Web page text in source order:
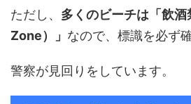
ただし、 多くのビーチは「飲
Zone）」 なので、標識を必ず
警察が見回りをしています。